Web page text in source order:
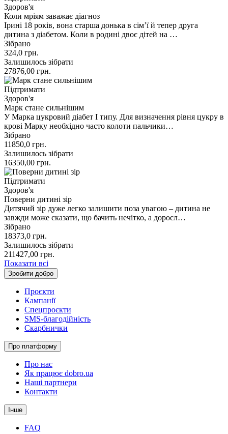
Здоров'я
Коли мріям заважає діагноз
Ірині 18 років, вона старша донька в сім’ї й тепер друга
дитина з діабетом. Коли в родині двоє дітей на …
Зібрано
324,0 грн.
Залишилось зібрати
27876,00 грн.
Підтримати
Здоров'я
Марк стане сильнішим
У Марка цукровий діабет І типу. Для визначення рівня цукру в
крові Марку необхідно часто колоти пальчики…
Зібрано
11850,0 грн.
Залишилось зібрати
16350,00 грн.
Підтримати
Здоров'я
Поверни дитині зір
Дитячий зір дуже легко залишити поза увагою – дитина не
завжди може сказати, що бачить нечітко, а доросл…
Зібрано
18373,0 грн.
Залишилось зібрати
211427,00 грн.
Показати всі
Зробити добро
Проєкти
Кампанії
Спецпроєкти
SMS-благодійність
Скарбнички
Про платформу
Про нас
Як працює dobro.ua
Наші партнери
Контакти
Інше
FAQ